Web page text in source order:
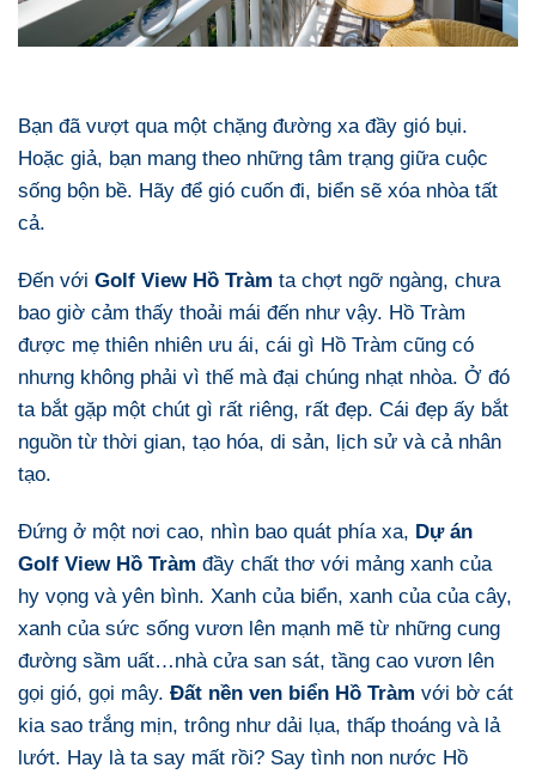
Bạn đã vượt qua một chặng đường xa đầy gió bụi.
Hoặc giả, bạn mang theo những tâm trạng giữa cuộc
sống bộn bề. Hãy để gió cuốn đi, biển sẽ xóa nhòa tất
cả.
Đến với Golf View Hồ Tràm ta chợt ngỡ ngàng, chưa
bao giờ cảm thấy thoải mái đến như vậy. Hồ Tràm
được mẹ thiên nhiên ưu ái, cái gì Hồ Tràm cũng có
nhưng không phải vì thế mà đại chúng nhạt nhòa. Ở đó
ta bắt gặp một chút gì rất riêng, rất đẹp. Cái đẹp ấy bắt
nguồn từ thời gian, tạo hóa, di sản, lịch sử và cả nhân
tạo.
Đứng ở một nơi cao, nhìn bao quát phía xa, Dự án
Golf View Hồ Tràm đầy chất thơ với mảng xanh của
hy vọng và yên bình. Xanh của biển, xanh của của cây,
xanh của sức sống vươn lên mạnh mẽ từ những cung
đường sầm uất…nhà cửa san sát, tầng cao vươn lên
gọi gió, gọi mây. Đất nền ven biển Hồ Tràm với bờ cát
kia sao trắng mịn, trông như dải lụa, thấp thoáng và lả
lướt. Hay là ta say mất rồi? Say tình non nước Hồ